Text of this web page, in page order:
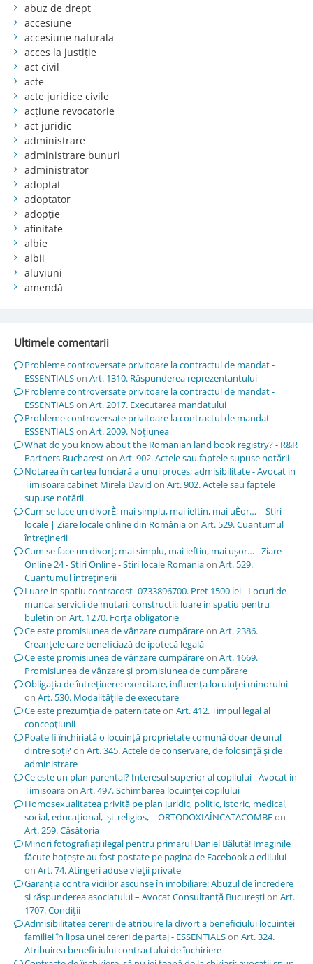
abuz de drept
accesiune
accesiune naturala
acces la justiție
act civil
acte
acte juridice civile
acțiune revocatorie
act juridic
administrare
administrare bunuri
administrator
adoptat
adoptator
adopție
afinitate
albie
albii
aluviuni
amendă
Ultimele comentarii
Probleme controversate privitoare la contractul de mandat -
ESSENTIALSon Art. 1310. Răspunderea reprezentantului
Probleme controversate privitoare la contractul de mandat -
ESSENTIALSon Art. 2017. Executarea mandatului
Probleme controversate privitoare la contractul de mandat -
ESSENTIALSon Art. 2009. Noţiunea
What do you know about the Romanian land book registry? - R&R
Partners Buchareston Art. 902. Actele sau faptele supuse notării
Notarea în cartea funciară a unui proces; admisibilitate - Avocat in
Timisoara cabinet Mirela David on Art. 902. Actele sau faptele
supuse notării
Cum se face un divorÈ; mai simplu, mai ieftin, mai uÈor… – Stiri
locale | Ziare locale online din Româniaon Art. 529. Cuantumul
întreţinerii
Cum se face un divorț; mai simplu, mai ieftin, mai ușor… - Ziare
Online 24 - Stiri Online - Stiri locale Romaniaon Art. 529.
Cuantumul întreţinerii
Luare in spatiu contracost -0733896700. Pret 1500 lei - Locuri de
munca; servicii de mutari; constructii; luare in spatiu pentru
buletin on Art. 1270. Forţa obligatorie
Ce este promisiunea de vânzare cumpărareon Art. 2386.
Creanţele care beneficiază de ipotecă legală
Ce este promisiunea de vânzare cumpărareon Art. 1669.
Promisiunea de vânzare şi promisiunea de cumpărare
Obligația de întreținere: exercitare, influența locuinței minorului
on Art. 530. Modalităţile de executare
Ce este prezumția de paternitateon Art. 412. Timpul legal al
concepţiunii
Poate fi închiriată o locuință proprietate comună doar de unul
dintre soți?on Art. 345. Actele de conservare, de folosinţă şi de
administrare
Ce este un plan parental? Interesul superior al copilului - Avocat in
Timisoaraon Art. 497. Schimbarea locuinţei copilului
Homosexualitatea privită pe plan juridic, politic, istoric, medical,
social, educațional, și religios, – ORTODOXIAÎNCATACOMBEon
Art. 259. Căsătoria
Minori fotografiați ilegal pentru primarul Daniel Băluță! Imaginile
făcute hoțește au fost postate pe pagina de Facebook a edilului –
on Art. 74. Atingeri aduse vieţii private
Garanția contra viciilor ascunse în imobiliare: Abuzul de încredere
și răspunderea asociatului – Avocat Consultanță Bucureștion Art.
1707. Condiţii
Admisibilitatea cererii de atribuire la divorț a beneficiului locuinței
familiei în lipsa unei cereri de partaj - ESSENTIALSon Art. 324.
Atribuirea beneficiului contractului de închiriere